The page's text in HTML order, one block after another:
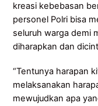
kreasi kebebasan
personel Polri bisa
seluruh warga demi
diharapkan dan
“Tentunya harapan
melaksanakan
mewujudkan apa